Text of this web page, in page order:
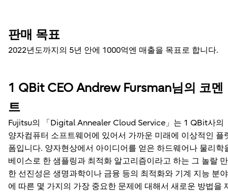
판매 목표
2022년도까지의 5년 안에 1000억엔 매출을 목표로 합니다.
1 QBit CEO Andrew Fursman님의 코멘
트
Fujitsu의 「Digital Annealer Cloud Service」는 1 QBit사의
양자컴퓨터 소프트웨어에 있어서 가까운 미래에 이상적인 플
폼입니다. 양자현상에서 아이디어를 얻은 하드웨어나 물리학
베이스로 한 샘플링과 최적화 알고리즘이라고 하는 그 놀랄 만
한 선진성은 생명과학이나 금융 등의 최적화와 기계 지능 분야
에 따른 몇 가지의 가장 중요한 문제에 대해서 새로운 방법을